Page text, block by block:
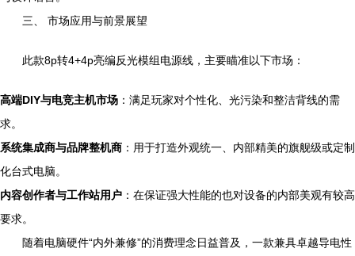
三、 市场应用与前景展望
此款8p转4+4p亮编反光模组电源线，主要瞄准以下市场：
高端DIY与电竞主机市场 ：满足玩家对个性化、光污染和整洁背线的需
求。
系统集成商与品牌整机商 ：用于打造外观统一、内部精美的旗舰级或定制
化台式电脑。
内容创作者与工作站用户 ：在保证强大性能的也对设备的内部美观有较高
要求。
随着电脑硬件“内外兼修”的消费理念日益普及，一款兼具卓越导电性